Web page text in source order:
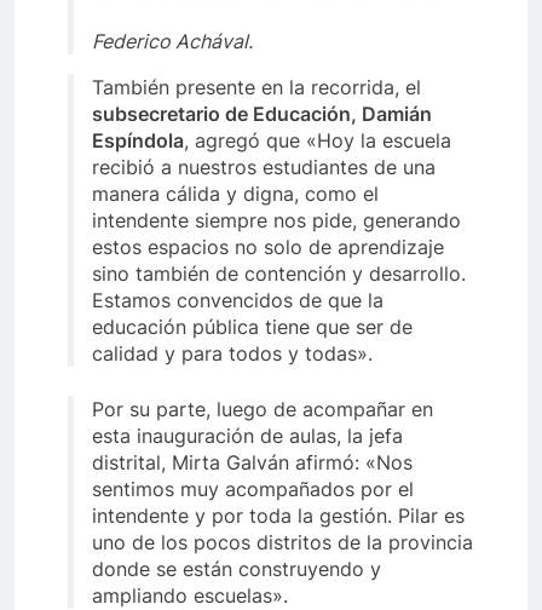
Federico Achával.
También presente en la recorrida, el
subsecretario de Educación, Damián
Espíndola, agregó que «Hoy la escuela
recibió a nuestros estudiantes de una
manera cálida y digna, como el
intendente siempre nos pide, generando
estos espacios no solo de aprendizaje
sino también de contención y desarrollo.
Estamos convencidos de que la
educación pública tiene que ser de
calidad y para todos y todas».
Por su parte, luego de acompañar en
esta inauguración de aulas, la jefa
distrital, Mirta Galván afirmó: «Nos
sentimos muy acompañados por el
intendente y por toda la gestión. Pilar es
uno de los pocos distritos de la provincia
donde se están construyendo y
ampliando escuelas».